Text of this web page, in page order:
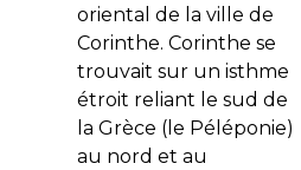
oriental de la ville de
Corinthe. Corinthe se
trouvait sur un isthme
étroit reliant le sud de
la Grèce (le Péléponie)
au nord et au